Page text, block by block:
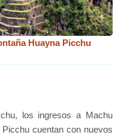
Huayna Picchu
los ingresos a Machu
cuentan con nuevos